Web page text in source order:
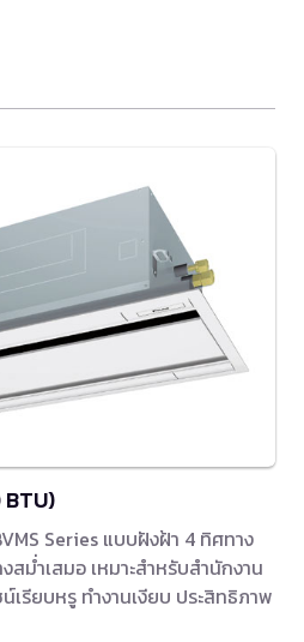
BTU)
Series แบบฝังฝ้า 4 ทิศทาง
สม่ำเสมอ เหมาะสำหรับสำนักงาน
เรียบหรู ทำงานเงียบ ประสิทธิภาพ